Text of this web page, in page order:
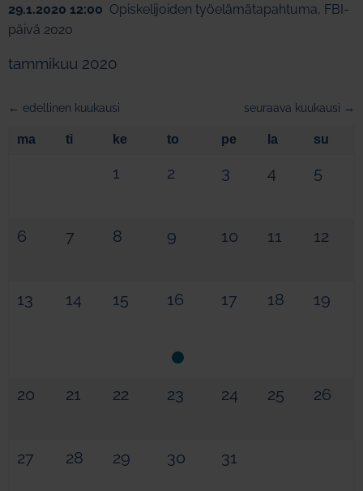
29.1.2020 12:00 Opiskelijoiden työelämätapahtuma, FBI-
päivä 2020
tammikuu 2020
← edellinen kuukausi seuraava kuukausi →
ma ti ke to pe la su
1 2 3 4 5
6 7 8 9 10 11 12
13 14 15 16 17 18 19
20 21 22 23 24 25 26
27 28 29 30 31